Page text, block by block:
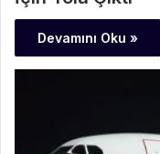
Devamını Oku »